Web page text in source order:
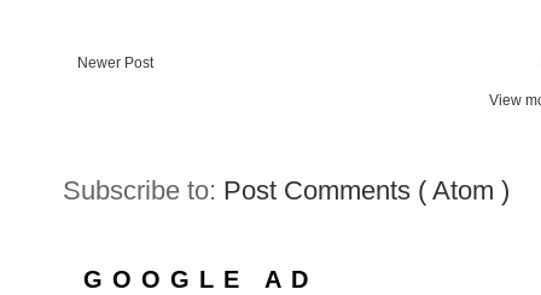
Newer Post
View
Subscribe to: Post Comments ( Atom )
GOOGLE AD